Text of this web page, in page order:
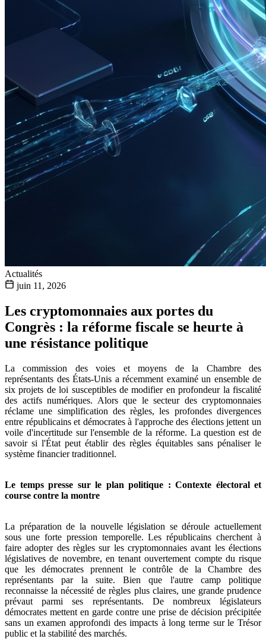
Actualités
juin 11, 2026
Les cryptomonnaies aux portes du
Congrès : la réforme fiscale se heurte à
une résistance politique
La commission des voies et moyens de la Chambre des
représentants des États-Unis a récemment examiné un ensemble de
six projets de loi susceptibles de modifier en profondeur la fiscalité
des actifs numériques. Alors que le secteur des cryptomonnaies
réclame une simplification des règles, les profondes divergences
entre républicains et démocrates à l'approche des élections jettent un
voile d'incertitude sur l'ensemble de la réforme. La question est de
savoir si l'État peut établir des règles équitables sans pénaliser le
système financier traditionnel.
Le temps presse sur le plan politique : Contexte électoral et
course contre la montre
La préparation de la nouvelle législation se déroule actuellement
sous une forte pression temporelle. Les républicains cherchent à
faire adopter des règles sur les cryptomonnaies avant les élections
législatives de novembre, en tenant ouvertement compte du risque
que les démocrates prennent le contrôle de la Chambre des
représentants par la suite. Bien que l'autre camp politique
reconnaisse la nécessité de règles plus claires, une grande prudence
prévaut parmi ses représentants. De nombreux législateurs
démocrates mettent en garde contre une prise de décision précipitée
sans un examen approfondi des impacts à long terme sur le Trésor
public et la stabilité des marchés.